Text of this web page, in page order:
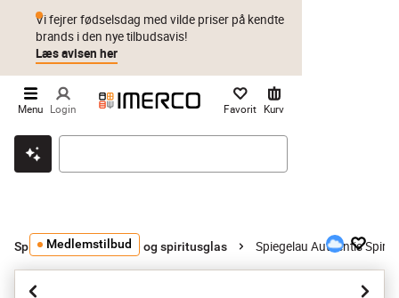
Klik & hent Byt i 1 år Prismatch
Vi fejrer fødselsdag med vilde priser på kendte
brands i den nye tilbudsavis!
Læs avisen her
Menu Login Favorit Kurv
Spiritusglas Rom- og spiritusglas Spiegelau Authentis
Medlemstilbud